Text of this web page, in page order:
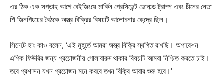
এর ঠিক এক সপ্তাহ আগে বেইজিংয়ে মার্কিন প্রেসিডেন্ট ডোনাল্ড ট্রাম্প এবং চীনের নেতা
শি জিনপিংয়ের বৈঠকে অস্ত্র বিক্রির বিষয়টি আলোচনার কেন্দ্রে ছিল।
সিনেটে হাং কাও বলেন, ‘এই মুহূর্তে আমরা অস্ত্র বিক্রি স্থগিত রাখছি। অপারেশন
এপিক ফিউরির জন্য প্রয়োজনীয় গোলাবারুদ থাকার বিষয়টি আমরা নিশ্চিত করতে চাই।
তবে প্রশাসন যখন প্রয়োজন মনে করবে তখন বিক্রি আবার শুরু হবে।’